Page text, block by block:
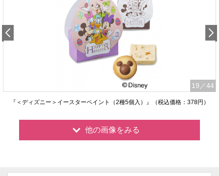
19 ／44
『＜ディズニー＞イースターペイント（2種5個入）』（税込価格：378円）
他の画像をみる